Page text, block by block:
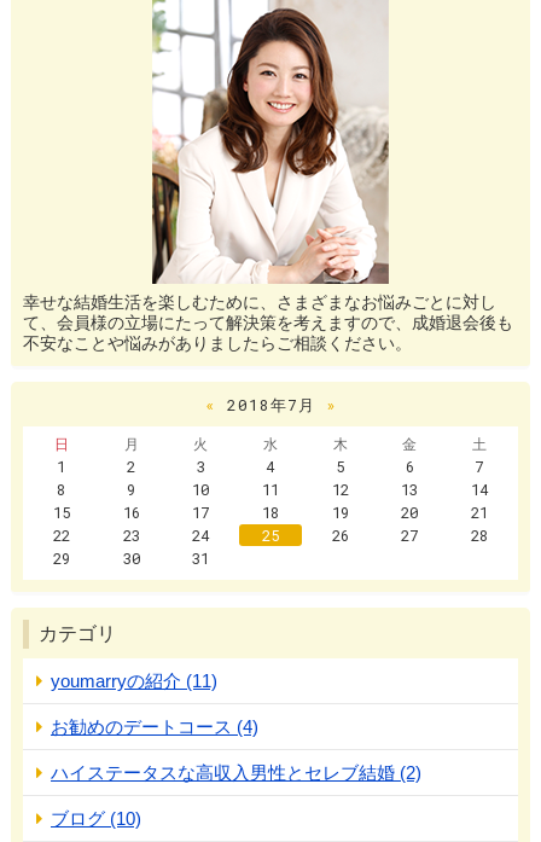
幸せな結婚生活を楽しむために、さまざまなお悩みごとに対し
て、会員様の立場にたって解決策を考えますので、成婚退会後も
不安なことや悩みがありましたらご相談ください。
« 2018年7月
»
日
月 火 水 木 金
土
1
2 3 4 5 6
7
8
9 10 11 12 13
14
15
16 17 18 19 20
21
22
23 24 25 26 27
28
29
30 31
カテゴリ
youmarryの紹介 (11)
お勧めのデートコース (4)
ハイステータスな高収入男性とセレブ結婚 (2)
ブログ (10)